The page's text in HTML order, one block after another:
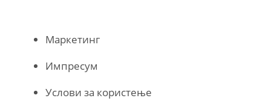
Маркетинг
Импресум
Услови за користење